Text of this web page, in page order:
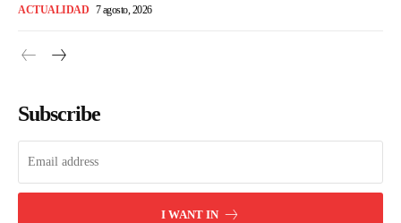
ACTUALIDAD 7 agosto, 2026
Subscribe
I WANT IN